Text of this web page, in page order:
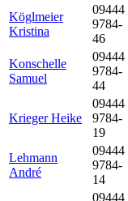
Köglmeier
Kristina
09444
9784-
46
Konschelle
Samuel
09444
9784-
44
Krieger Heike
09444
9784-
19
Lehmann
André
09444
9784-
14
09444